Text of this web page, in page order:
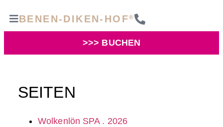
BENEN-DIKEN-HOF®
>>> BUCHEN
SEITEN
Wolkenlön SPA . 2026